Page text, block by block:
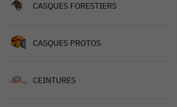
CASQUES FORESTIERS
CASQUES PROTOS
CEINTURES